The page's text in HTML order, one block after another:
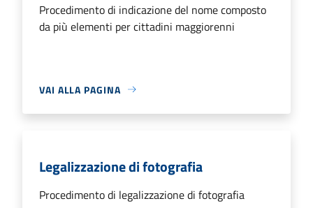
Procedimento di indicazione del nome composto
da più elementi per cittadini maggiorenni
VAI ALLA PAGINA
Legalizzazione di fotografia
Procedimento di legalizzazione di fotografia